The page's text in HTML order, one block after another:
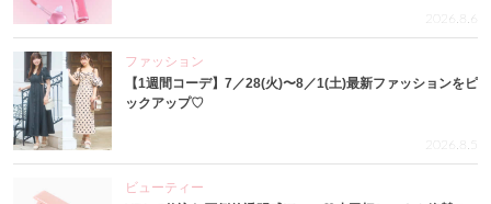
2026.8.6
ファッション
【1週間コーデ】7／28(火)〜8／1(土)最新ファッションをピ
ックアップ♡
2026.8.5
ビューティー